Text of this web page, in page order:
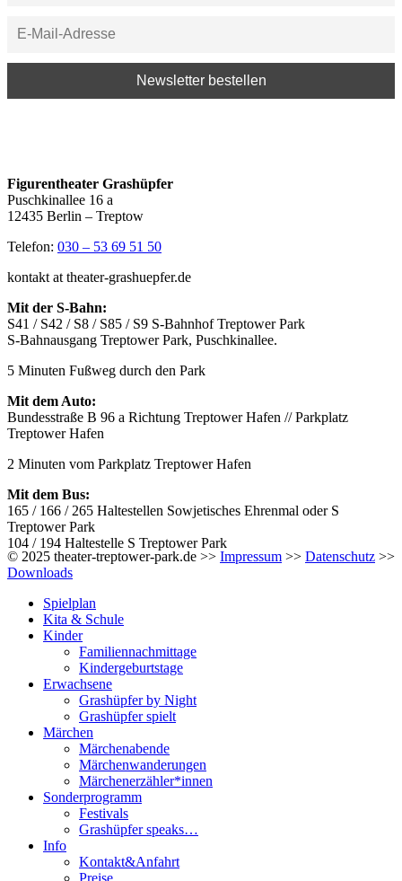
Figurentheater Grashüpfer
Puschkinallee 16 a
12435 Berlin – Treptow
Telefon: 030 – 53 69 51 50
kontakt at theater-grashuepfer.de
Mit der S-Bahn:
S41 / S42 / S8 / S85 / S9 S-Bahnhof Treptower Park
S-Bahnausgang Treptower Park, Puschkinallee.
5 Minuten Fußweg durch den Park
Mit dem Auto:
Bundesstraße B 96 a Richtung Treptower Hafen // Parkplatz
Treptower Hafen
2 Minuten vom Parkplatz Treptower Hafen
Mit dem Bus:
165 / 166 / 265 Haltestellen Sowjetisches Ehrenmal oder S
Treptower Park
104 / 194 Haltestelle S Treptower Park
© 2025 theater-treptower-park.de >> Impressum >> Datenschutz >>
Downloads
Spielplan
Kita & Schule
Kinder
Familiennachmittage
Kindergeburtstage
Erwachsene
Grashüpfer by Night
Grashüpfer spielt
Märchen
Märchenabende
Märchenwanderungen
Märchenerzähler*innen
Sonderprogramm
Festivals
Grashüpfer speaks…
Info
Kontakt&Anfahrt